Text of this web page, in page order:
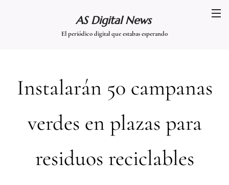
AS Digital News
El periódico digital que estabas esperando
Instalarán 50 campanas
verdes en plazas para
residuos reciclables